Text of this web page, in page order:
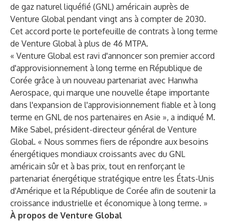
de gaz naturel liquéfié (GNL) américain auprès de
Venture Global pendant vingt ans à compter de 2030.
Cet accord porte le portefeuille de contrats à long terme
de Venture Global à plus de 46 MTPA.
« Venture Global est ravi d'annoncer son premier accord
d'approvisionnement à long terme en République de
Corée grâce à un nouveau partenariat avec Hanwha
Aerospace, qui marque une nouvelle étape importante
dans l'expansion de l'approvisionnement fiable et à long
terme en GNL de nos partenaires en Asie », a indiqué M.
Mike Sabel, président-directeur général de Venture
Global. « Nous sommes fiers de répondre aux besoins
énergétiques mondiaux croissants avec du GNL
américain sûr et à bas prix, tout en renforçant le
partenariat énergétique stratégique entre les États-Unis
d'Amérique et la République de Corée afin de soutenir la
croissance industrielle et économique à long terme. »
À propos de Venture Global